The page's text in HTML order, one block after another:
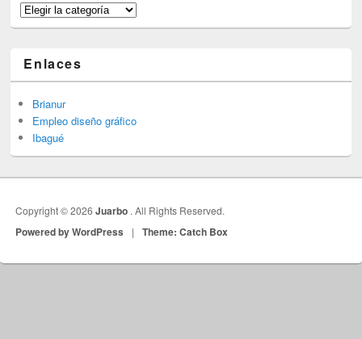
Categorías
Enlaces
Brianur
Empleo diseño gráfico
Ibagué
Copyright © 2026Juarbo . All Rights Reserved.
Powered by WordPress | Theme: Catch Box